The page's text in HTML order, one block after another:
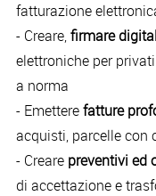
fatturazione
- Creare,firmare
elettroniche per
a norma
- Emetterefatture
acquisti, parcelle con
- Creare preventivi ed
di accettazione e